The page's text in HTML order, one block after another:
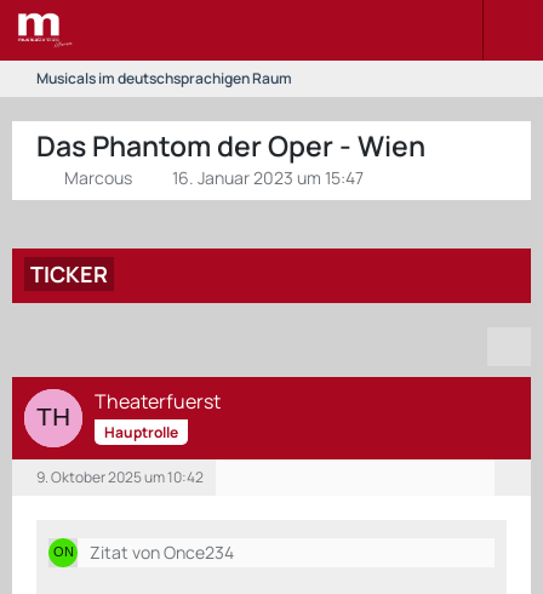
Musicals im deutschsprachigen Raum
Das Phantom der Oper - Wien
Marcous 16. Januar 2023 um 15:47
TICKER
Theaterfuerst
Hauptrolle
9. Oktober 2025 um 10:42
Zitat von Once234